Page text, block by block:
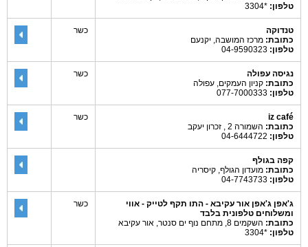
טלפון: *3304
טנדוקה
כתובת: מרכז המושבה, יקנעם
טלפון:
כשר
נגיסה עפולה
כתובת: קניון העמקים, עפולה
טלפון:
כשר
iz café
כתובת: השמורה 2 , זכרון יעקב
טלפון:
כשר
קפה בגולף
כתובת: מועדון הגולף, קיסריה
טלפון:
ג'אפן ג'אפן אור עקיבא - התו תקף לטייק - אווי
ומשלוחים טלפונית בלבד
כתובת: השקמים 8, מתחם נוף ים סנטר, אור עקיבא
טלפון: *3304
כשר